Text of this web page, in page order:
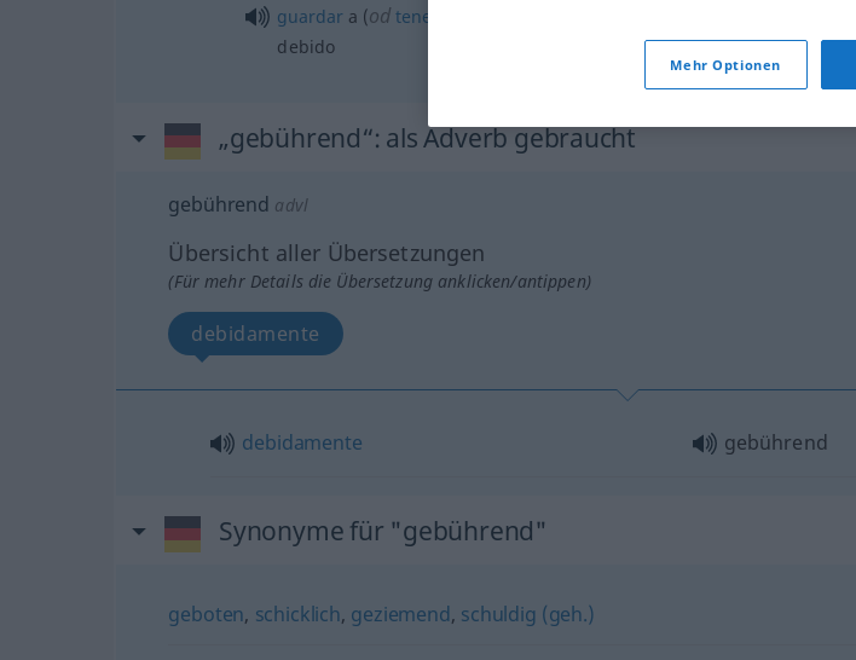
guardara (od tener
debido
erweisen
„gebührend“: als Adverb gebraucht
gebührend advl
Übersicht aller Übersetzungen
(Für mehr Details die Übersetzung anklicken/antippen)
debidamente
debidamente gebührend
Synonyme für "gebührend"
geboten, schicklich, geziemend, schuldig (geh.)
Mehr Optionen